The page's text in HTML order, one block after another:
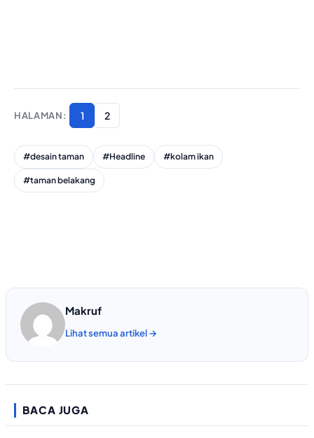
1 2
#desain taman #Headline #kolam ikan
#taman belakang
Makruf
Lihat semua artikel →
BACA JUGA